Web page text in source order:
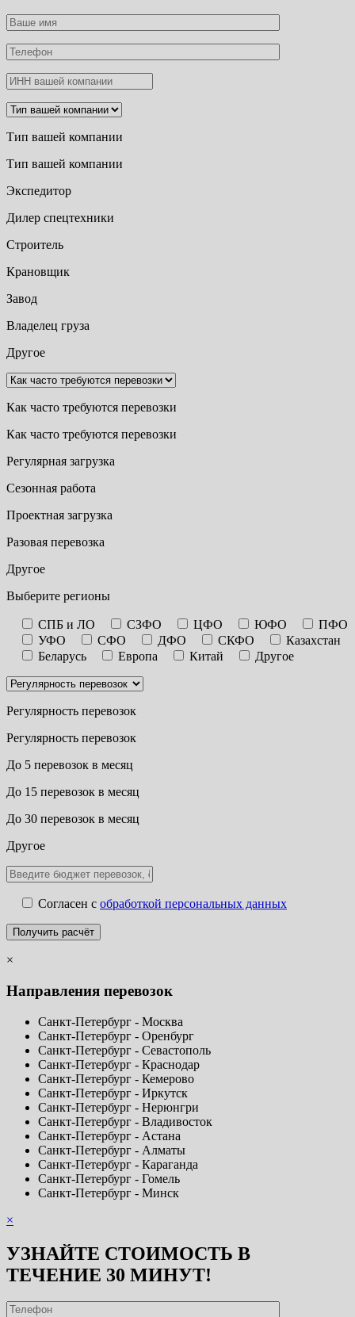
Тип вашей компании
Тип вашей компании
Экспедитор
Дилер спецтехники
Строитель
Крановщик
Завод
Владелец груза
Другое
Как часто требуются перевозки
Как часто требуются перевозки
Регулярная загрузка
Сезонная работа
Проектная загрузка
Разовая перевозка
Другое
Выберите регионы
СПБ и ЛО СЗФО ЦФО ЮФО
ПФО
УФО
СФО ДФО СКФО
Казахстан
Беларусь
Европа Китай Другое
Регулярность перевозок
Регулярность перевозок
До 5 перевозок в месяц
До 15 перевозок в месяц
До 30 перевозок в месяц
Другое
Согласен с обработкой персональных данных
×
Направления перевозок
Санкт-Петербург - Москва
Санкт-Петербург - Оренбург
Санкт-Петербург - Севастополь
Санкт-Петербург - Краснодар
Санкт-Петербург - Кемерово
Санкт-Петербург - Иркутск
Санкт-Петербург - Нерюнгри
Санкт-Петербург - Владивосток
Санкт-Петербург - Астана
Санкт-Петербург - Алматы
Санкт-Петербург - Караганда
Санкт-Петербург - Гомель
Санкт-Петербург - Минск
×
УЗНАЙТЕ СТОИМОСТЬ В
ТЕЧЕНИЕ 30 МИНУТ!